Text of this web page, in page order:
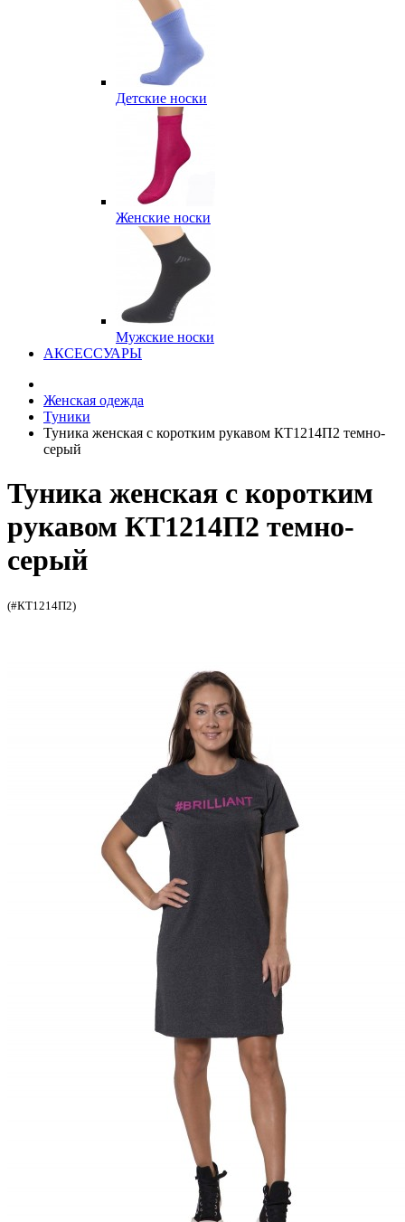
Детские носки
Женские носки
Мужские носки
АКСЕССУАРЫ
Женская одежда
Туники
Туника женская с коротким рукавом КТ1214П2 темно-
серый
Туника женская с коротким
рукавом КТ1214П2 темно-
серый
(#КТ1214П2)